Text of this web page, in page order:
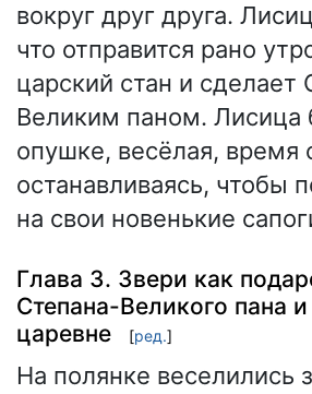
вокруг друг друга.
что отправится рано
царский стан и сделает
Великим паном. Лисица
опушке, весёлая, время
останавливаясь, чтобы
на свои новенькие
Глава 3. Звери как
Степана-Великого пана и
царевне
[ред.]
На полянке веселились